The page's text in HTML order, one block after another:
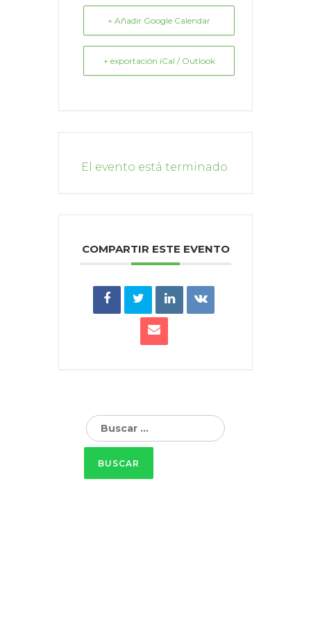
+ Añadir Google Calendar
+ exportación iCal / Outlook
El evento está terminado.
COMPARTIR ESTE EVENTO
Buscar: